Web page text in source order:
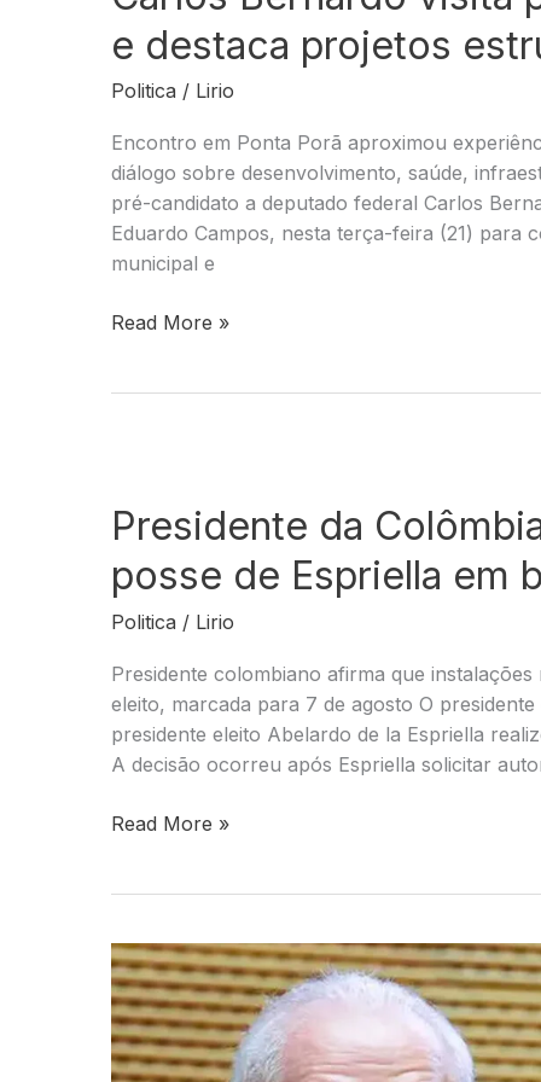
e destaca projetos
Politica / Lirio
Encontro em Ponta Porã aproximou
diálogo sobre desenvolvimento, saúde,
pré-candidato a deputado federal Carlos
Eduardo Campos, nesta terça-feira (21) para
municipal e
Carlos
destaca
projetos
estruturantes
para
Porã
Read More »
Presidente da
posse de Espriella em
Politica / Lirio
Presidente colombiano afirma que
eleito, marcada para 7 de agosto O
presidente eleito Abelardo de la Espriella
A decisão ocorreu após Espriella solicitar
Presidente
cerimônia
de
posse
de
Espriella
Read More »